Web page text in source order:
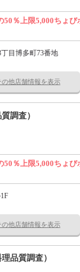
50％上限5,000ちょび
目博多町73番地
の他店舗情報を表示
調査）
50％上限5,000ちょび
の他店舗情報を表示
品質調査）